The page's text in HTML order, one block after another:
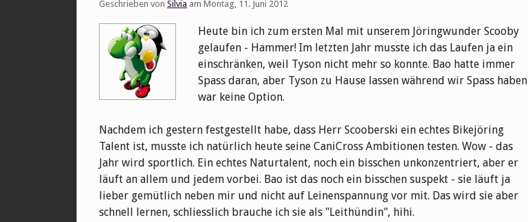
Geschrieben von Silvia am Montag, 11. Juni 2012
Heute bin ich zum ersten Mal mit unserem Jöringwunder Scooby
gelaufen - Hammer! Im letzten Jahr musste ich das Laufen ja ein
einschränken, weil Tyson nicht mehr so konnte. Bao hatte immer
Spass daran, aber Tyson zu Hause lassen während wir Spass haben
war keine Option.
Nachdem ich gestern festgestellt habe, dass Herr Scooberski ein echtes Bikejöring
Talent ist, musste ich natürlich heute seine CaniCross Ambitionen testen. Wow - das
Jahr wird sportlich. Ein echtes Naturtalent, noch ein bisschen unkonzentriert, aber er
läuft an allem und jedem vorbei. Bao ist das noch ein bisschen suspekt - sie läuft ja
lieber gemütlich neben mir und nicht auf Leinenspannung vor mit. Das wird sie aber
schnell lernen, schliesslich brauche ich sie als "Leithündin", hihi.